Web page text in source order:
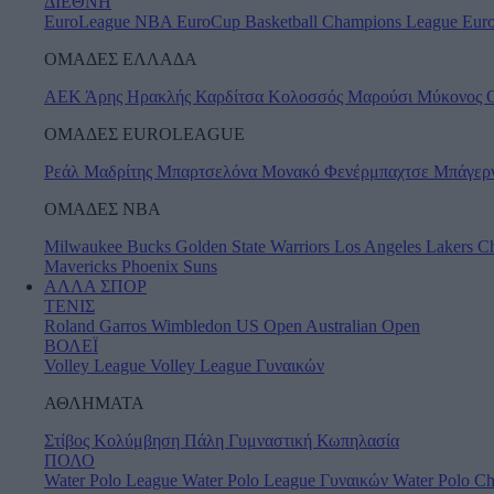
EuroLeague NBA EuroCup Basketball Champions League
ΟΜΑΔΕΣ ΕΛΛΑΔΑ
ΑΕΚ Άρης Ηρακλής Καρδίτσα Κολοσσός Μαρούσι Μύκονος
ΟΜΑΔΕΣ EUROLEAGUE
Ρεάλ Μαδρίτης Μπαρτσελόνα Μονακό Φενέρμπαχτσε
ΟΜΑΔΕΣ ΝΒΑ
Milwaukee Bucks Golden State Warriors Los Angeles Lakers
Mavericks Phoenix Suns
ΑΛΛΑ ΣΠΟΡ
ΤΕΝΙΣ
Roland Garros Wimbledon US Open Australian Open
ΒΟΛΕΪ
Volley League Volley League Γυναικών
ΑΘΛΗΜΑΤΑ
Στίβος Κολύμβηση Πάλη Γυμναστική Κωπηλασία
ΠΟΛΟ
Water Polo League Water Polo League Γυναικών Water Polo